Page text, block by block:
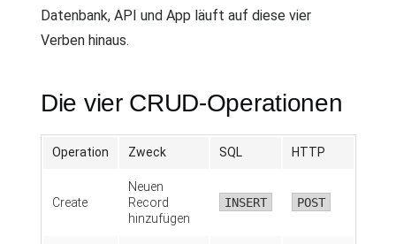
Datenbank, API und App läuft auf diese vier
Verben hinaus.
Die vier CRUD-Operationen
Operation Zweck SQL HTTP
Create
Neuen
Record
hinzufügen
INSERT POST